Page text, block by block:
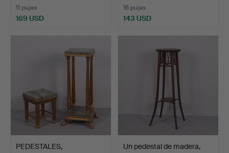
11 pujas
169 USD
16 pujas
143 USD
PEDESTALES,
Un pedestal de madera,